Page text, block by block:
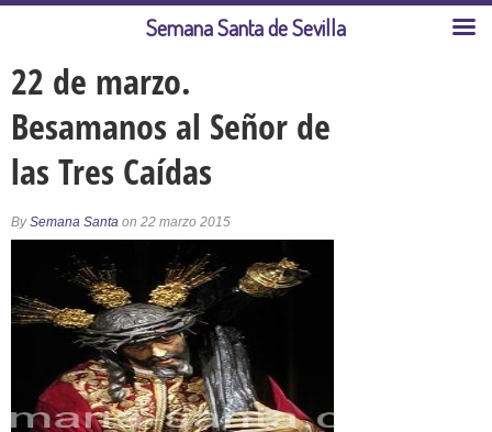
22 de marzo.
Besamanos al Señor de
las Tres Caídas
BySemana Santa on 22 marzo 2015
Semana Santa de Sevilla